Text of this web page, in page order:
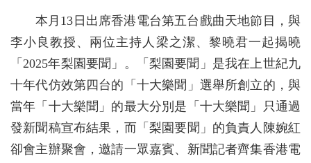
本月13日出席香港電台第五台戲曲天地節目，與
李小良教授、兩位主持人梁之潔、黎曉君一起揭曉
「2025年梨園要聞」。「梨園要聞」是我在上世紀九
十年代仿效第四台的「十大樂聞」選舉所創立的，與
當年「十大樂聞」的最大分別是「十大樂聞」只通過
發新聞稿宣布結果，而「梨園要聞」的負責人陳婉紅
卻會主辦聚會，邀請一眾嘉賓、新聞記者齊集香港電